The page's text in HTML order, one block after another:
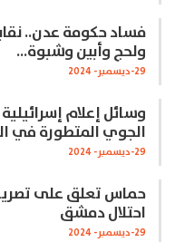
فساد حكومة عدن..
ولحج وأبين وشبوة…
29-ديسمبر- 2024
وسائل إعلام
الجوي المتطورة في
29-ديسمبر- 2024
حماس تعلق على
احتلال دمشق
29-ديسمبر- 2024